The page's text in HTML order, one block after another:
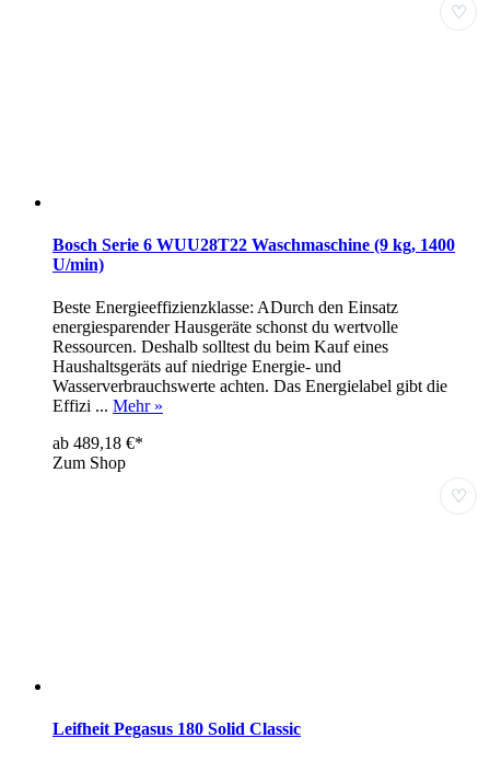
♡
Bosch Serie 6 WUU28T22 Waschmaschine (9 kg, 1400
U/min)
Beste Energieeffizienzklasse: ADurch den Einsatz
energiesparender Hausgeräte schonst du wertvolle
Ressourcen. Deshalb solltest du beim Kauf eines
Haushaltsgeräts auf niedrige Energie- und
Wasserverbrauchswerte achten. Das Energielabel gibt die
Effizi ... Mehr »
ab 489,18 €*
Zum Shop
♡
Leifheit Pegasus 180 Solid Classic